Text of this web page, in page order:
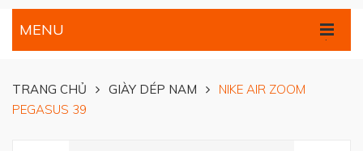
.
MENU
TRANG CHỦ GIÀY DÉP NAM
NIKE AIR ZOOM
PEGASUS 39